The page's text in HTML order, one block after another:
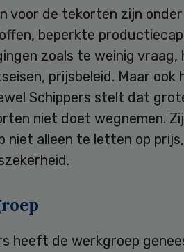
voor de tekorten zijn
beperkte
zoals te weinig vraag,
prijsbeleid. Maar
Schippers stelt dat
niet doet wegnemen.
niet alleen te letten op
heeft de werkgroep